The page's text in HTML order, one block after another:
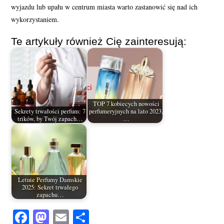
wyjazdu lub upału w centrum miasta warto zastanowić się nad ich
wykorzystaniem.
Te artykuły również Cię zainteresują:
Sekrety trwałości perfum: 7
trików, by Twój zapach…
TOP 7 kobiecych nowości
perfumeryjnych na lato 2023,
…
Letnie Perfumy Damskie
2025: Sekret trwałego
zapachu…
Fa M E